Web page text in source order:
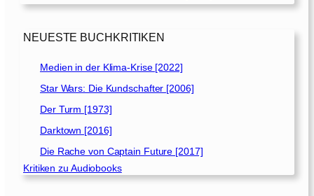
NEUESTE BUCHKRITIKEN
Medien in der Klima-Krise [2022]
Star Wars: Die Kundschafter [2006]
Der Turm [1973]
Darktown [2016]
Die Rache von Captain Future [2017]
Kritiken zu Audiobooks